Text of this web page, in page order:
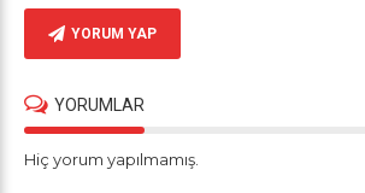
YORUM YAP
YORUMLAR
Hiç yorum yapılmamış.